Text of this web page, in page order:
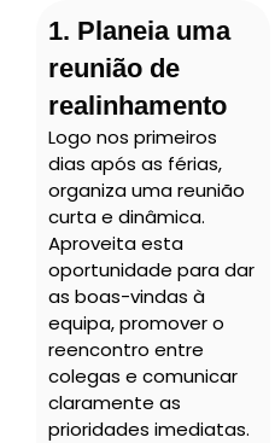
1. Planeia uma
reunião de
realinhamento
Logo nos primeiros
dias após as férias,
organiza uma reunião
curta e dinâmica.
Aproveita esta
oportunidade para dar
as boas-vindas à
equipa, promover o
reencontro entre
colegas e comunicar
claramente as
prioridades imediatas.